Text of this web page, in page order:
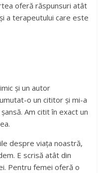
oferă răspunsuri atât
a terapeutului care este
și un autor
o un cititor și mi-a
Am citit în exact un
despre viața noastră,
E scrisă atât din
Pentru femei oferă o